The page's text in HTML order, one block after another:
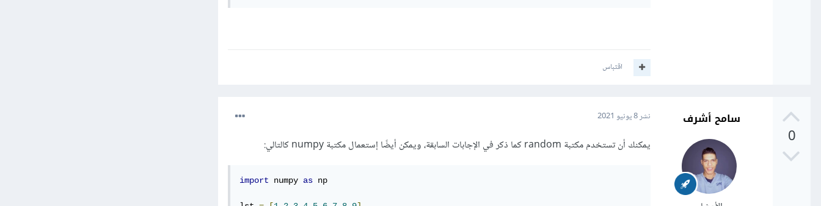
اقتباس
0
سامح أشرف نشر8 يونيو 2021
يمكنك أن تستخدم مكتبة random كما ذكر في الإجابات السابقة، ويمكن أيضًا إستعمال مكتبة numpy كالتالي:
import numpy as np